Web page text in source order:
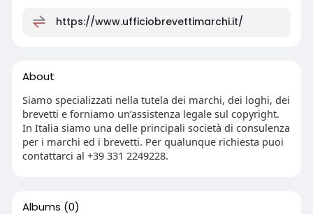
https://www.ufficiobrevettimarchi.it/
About
Siamo specializzati nella tutela dei marchi, dei loghi, dei
brevetti e forniamo un’assistenza legale sul copyright.
In Italia siamo una delle principali società di consulenza
per i marchi ed i brevetti. Per qualunque richiesta puoi
contattarci al +39 331 2249228.
Albums (0)